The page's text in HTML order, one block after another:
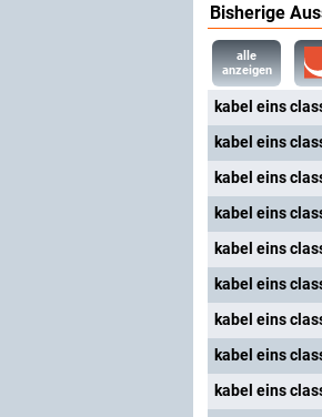
Bisherige
alle
anzeigen
kabel eins
kabel eins
kabel eins
kabel eins
kabel eins
kabel eins
kabel eins
kabel eins
kabel eins